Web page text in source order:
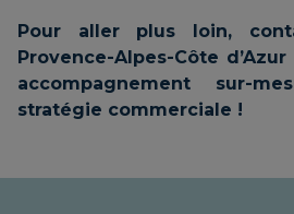
Pour aller plus loin,
Provence-Alpes-Côte
accompagnement sur-
stratégie commerciale !